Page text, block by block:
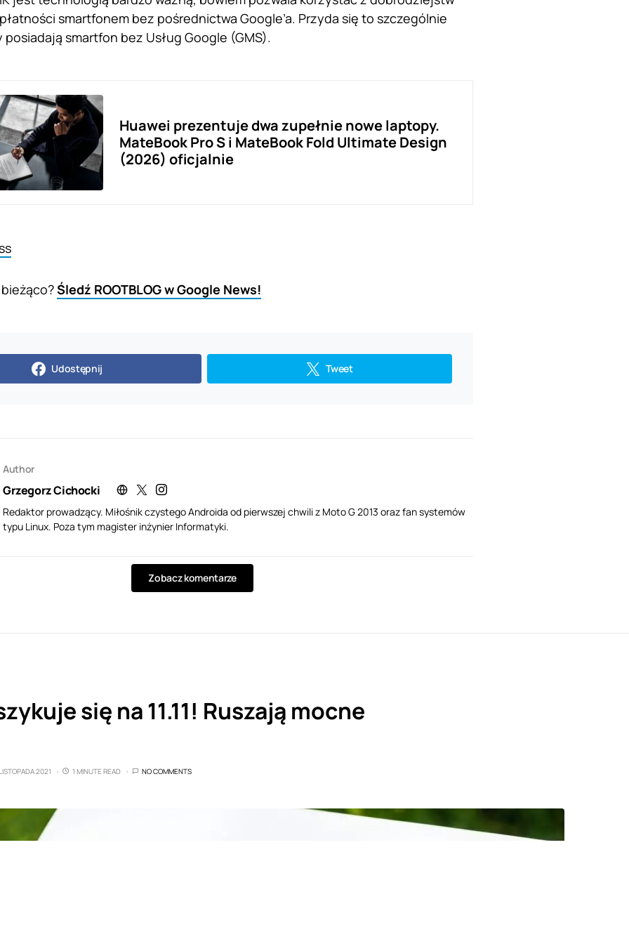
smartfonem bez pośrednictwa Google’a. Przyda się to szczególnie
smartfon bez Usług Google (GMS).
Huawei prezentuje dwa zupełnie nowe laptopy.
MateBook Pro S i MateBook Fold Ultimate Design
(2026) oficjalnie
Śledź ROOTBLOG w Google News!
Udostępnij Tweet
Author
Grzegorz Cichocki
Redaktor prowadzący. Miłośnik czystego Androida od pierwszej chwili z Moto G 2013 oraz fan systemów
typu Linux. Poza tym magister inżynier Informatyki.
Zobacz komentarze
się na 11.11! Ruszają mocne
2021 1 MINUTE READ NO COMMENTS